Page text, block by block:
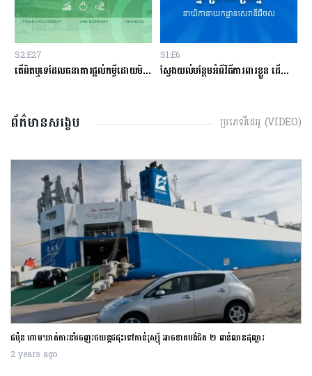
S2:E27
តើពិតឬទេដែលធនាគារផ្ដល់កម្ចីដោយមិនសិក្សាលើលទ្ធភាពសងត្រឡប់?
S1:E6
ស្វែងយល់បន្ថែមអំពីវិធីការពារខ្លួន ដើម្បីជៀសវាងពីការឆបោកតាមបច្ចេកវិទ្យាហិរញ្ញវត្ថុ!
ព័ត៌មានសង្ខេប ប្រភេទវីដេអូ (VIDEO)
ជប៉ុន ហាមឃាត់ការនាំចេញរថយន្តជជុះទៅកាន់រុស្ស៊ី អាចខាតបង់ជិត ២ ពាន់លានដុល្លារ
2 years ago